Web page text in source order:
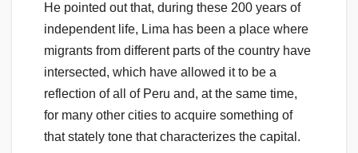
He pointed out that, during these 200 years of
independent life, Lima has been a place where
migrants from different parts of the country have
intersected, which have allowed it to be a
reflection of all of Peru and, at the same time,
for many other cities to acquire something of
that stately tone that characterizes the capital.